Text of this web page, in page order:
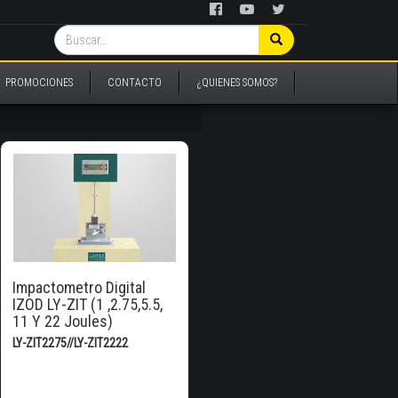
PROMOCIONES CONTACTO ¿QUIENES SOMOS?
Impactometro Digital
IZOD LY-ZIT (1 ,2.75,5.5,
11 Y 22 Joules)
LY-ZIT2275//LY-ZIT2222